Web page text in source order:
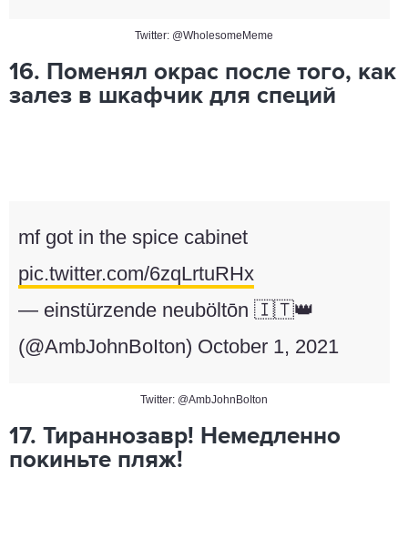
Twitter: @WholesomeMeme
16. Поменял окрас после того, как
залез в шкафчик для специй
mf got in the spice cabinet
pic.twitter.com/6zqLrtuRHx
— einstürzende neuböltōn 🇮🇹👑
(@AmbJohnBoIton) October 1, 2021
Twitter: @AmbJohnBoIton
17. Тираннозавр! Немедленно
покиньте пляж!